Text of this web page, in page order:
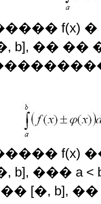
f(x)
b], ��
f(x)
��� a <
[�, b], ��